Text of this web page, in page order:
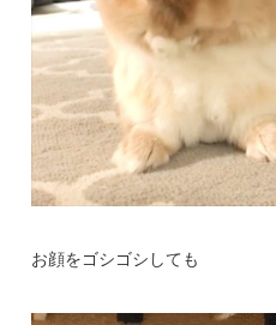
お顔をゴシゴシしても